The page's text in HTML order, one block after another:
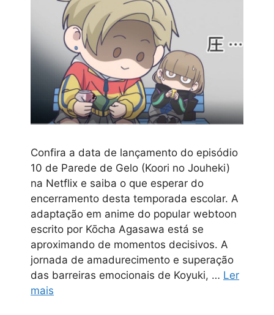
Confira a data de lançamento do episódio
10 de Parede de Gelo (Koori no Jouheki)
na Netflix e saiba o que esperar do
encerramento desta temporada escolar. A
adaptação em anime do popular webtoon
escrito por Kōcha Agasawa está se
aproximando de momentos decisivos. A
jornada de amadurecimento e superação
das barreiras emocionais de Koyuki, … Ler
mais